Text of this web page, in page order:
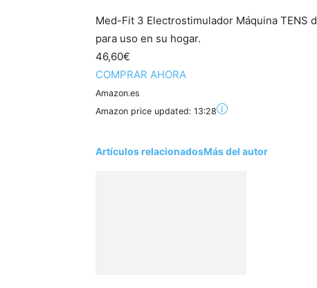
Med-Fit 3 Electrostimulador Máquina TENS
para uso en su hogar.
46,60€
COMPRAR AHORA
Amazon.es
Amazon price updated: 13:28
Artículos relacionadosMás del autor